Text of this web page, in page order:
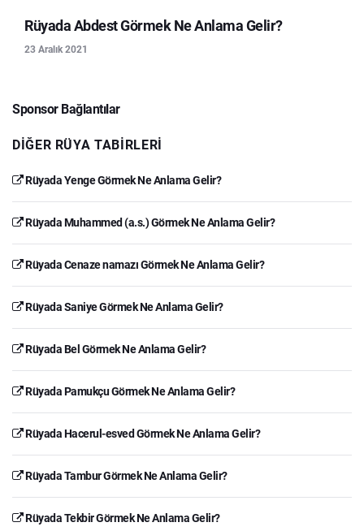
Rüyada Abdest Görmek Ne Anlama Gelir?
23 Aralık 2021
Sponsor Bağlantılar
DIĞER RÜYA TABIRLERI
Rüyada Yenge Görmek Ne Anlama Gelir?
Rüyada Muhammed (a.s.) Görmek Ne Anlama Gelir?
Rüyada Cenaze namazı Görmek Ne Anlama Gelir?
Rüyada Saniye Görmek Ne Anlama Gelir?
Rüyada Bel Görmek Ne Anlama Gelir?
Rüyada Pamukçu Görmek Ne Anlama Gelir?
Rüyada Hacerul-esved Görmek Ne Anlama Gelir?
Rüyada Tambur Görmek Ne Anlama Gelir?
Rüyada Tekbir Görmek Ne Anlama Gelir?